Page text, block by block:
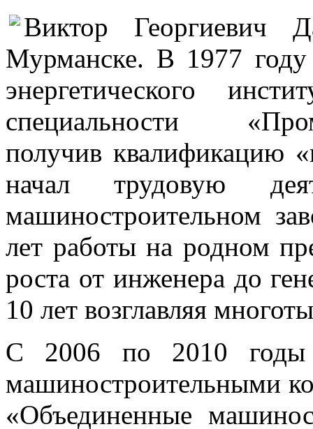
Виктор Георгиевич
Мурманске. В 1977 году
энергетического
специальности
получив квалификацию
начал трудовую
машиностроительном
лет работы на родном
роста от инженера до
10 лет возглавляя
С 2006 по 2010 годы
машиностроительными
«Объединенные